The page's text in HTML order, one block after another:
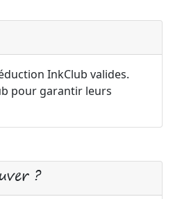
InkClub valides.
pour garantir leurs
?